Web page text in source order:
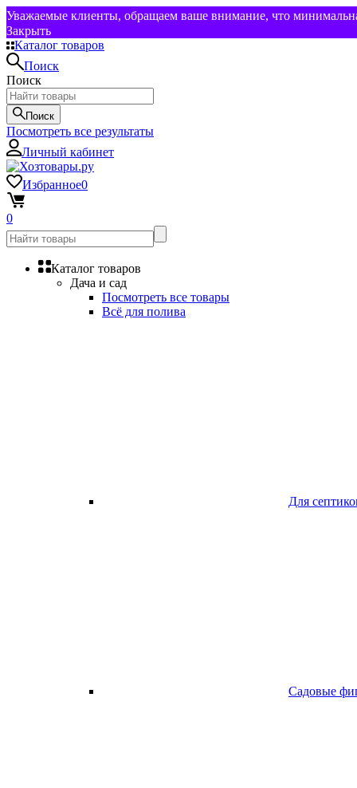
Уважаемые клиенты, обращаем ваше внимание, что
Закрыть
Каталог товаров
Поиск
Поиск
Поиск
Посмотреть все результаты
Личный кабинет
Избранное0
0
Каталог товаров
Дача и сад
Посмотреть все товары
Всё для полива
Для
Садовые